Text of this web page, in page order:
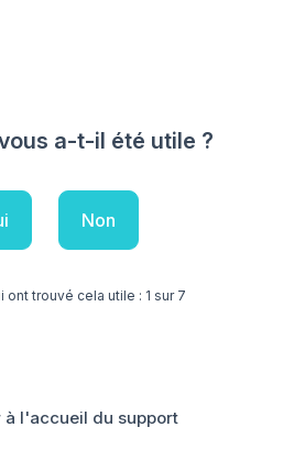
a-t-il été utile ?
Non
ont trouvé cela utile : 1 sur 7
à l'accueil du support